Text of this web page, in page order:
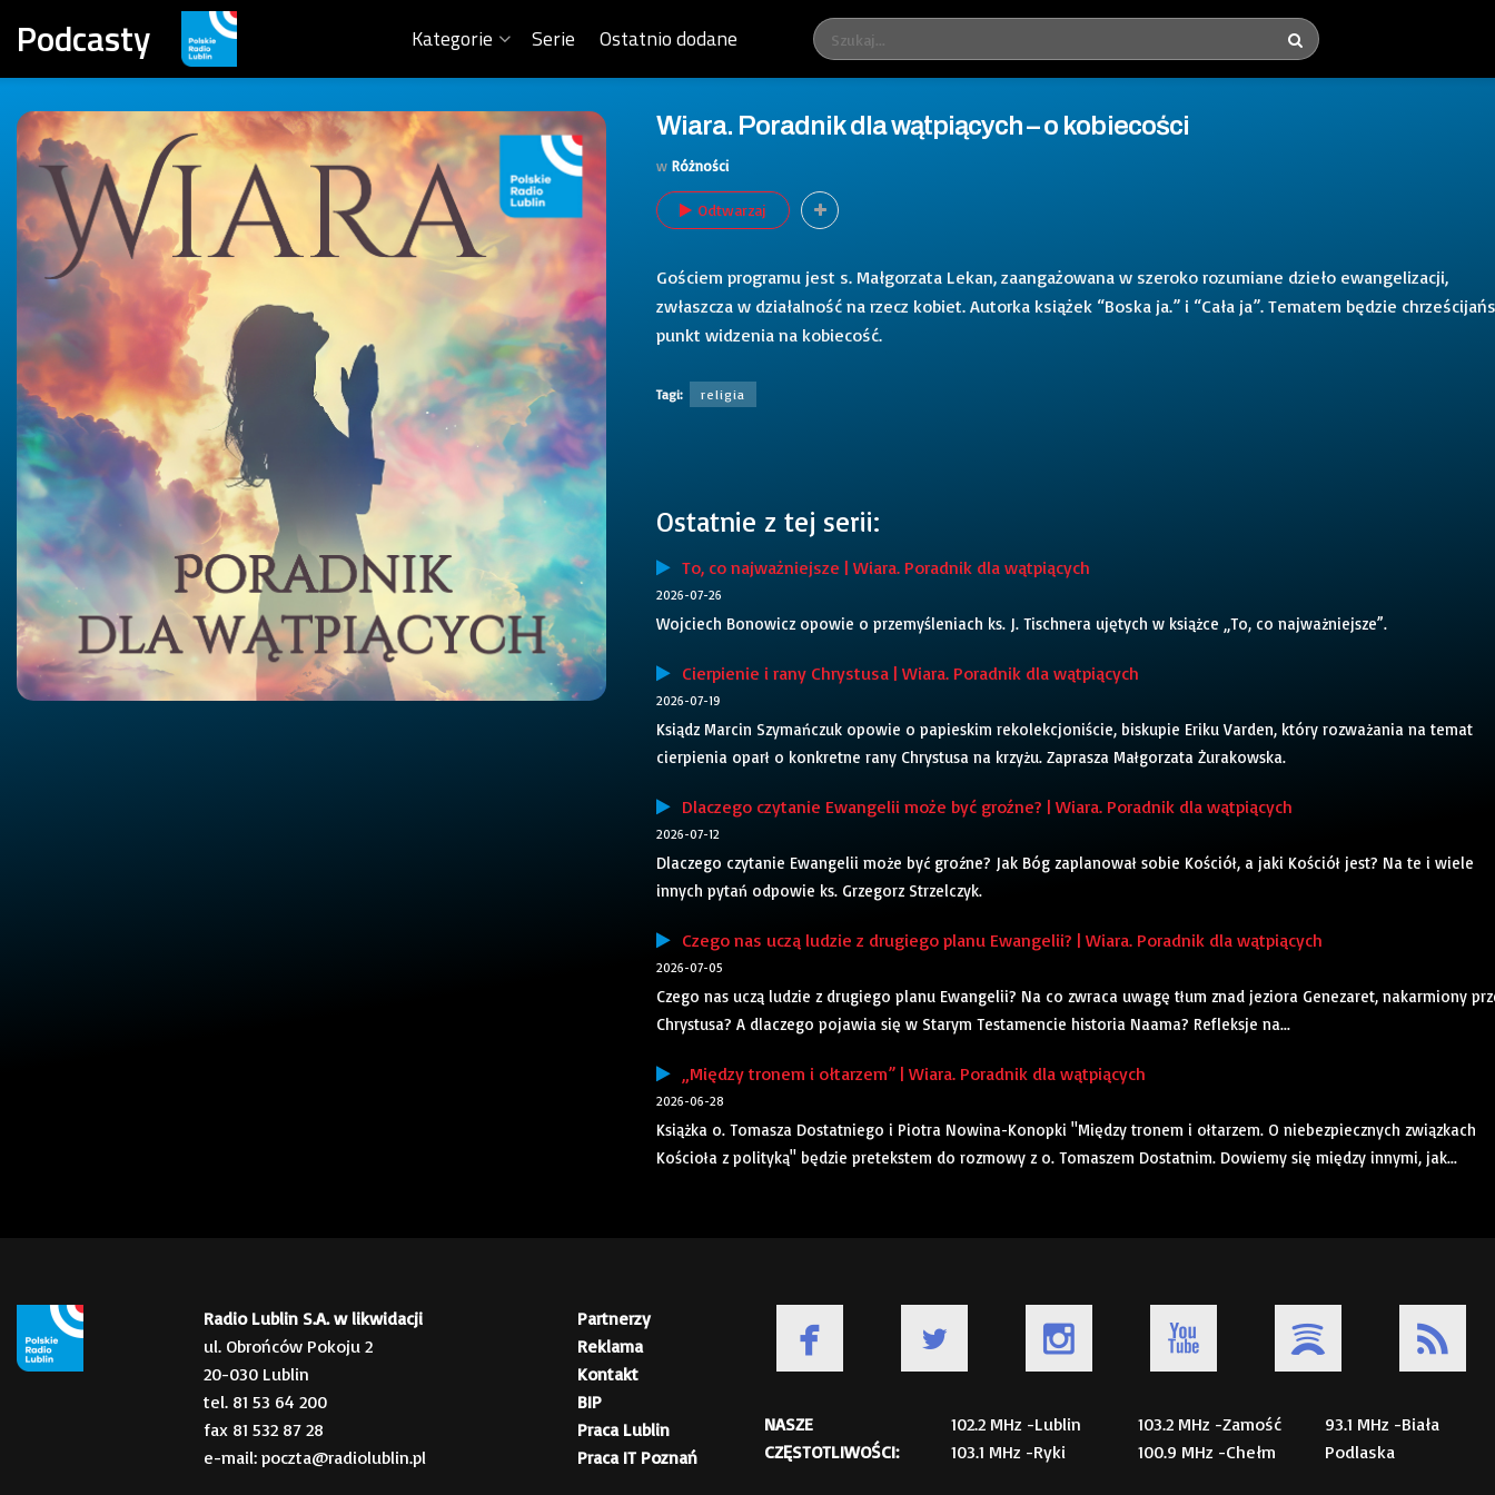
Podcasty Kategorie Serie Ostatnio dodane
Wiara. Poradnik dla wątpiących – o kobiecości
w Różności
Odtwarzaj
Gościem programu jest s. Małgorzata Lekan, zaangażowana w szeroko rozumiane dzieło ewangelizacji,
zwłaszcza w działalność na rzecz kobiet. Autorka książek “Boska ja.” i “Cała ja”. Tematem będzie
punkt widzenia na kobiecość.
Tagi: religia
Ostatnie z tej serii:
To, co najważniejsze | Wiara. Poradnik dla wątpiących
2026-07-26
Wojciech Bonowicz opowie o przemyśleniach ks. J. Tischnera ujętych w książce „To, co najważniejsze”.
Cierpienie i rany Chrystusa | Wiara. Poradnik dla wątpiących
2026-07-19
Ksiądz Marcin Szymańczuk opowie o papieskim rekolekcjoniście, biskupie Eriku Varden, który rozważania na temat
cierpienia oparł o konkretne rany Chrystusa na krzyżu. Zaprasza Małgorzata Żurakowska.
Dlaczego czytanie Ewangelii może być groźne? | Wiara. Poradnik dla wątpiących
2026-07-12
Dlaczego czytanie Ewangelii może być groźne? Jak Bóg zaplanował sobie Kościół, a jaki Kościół jest? Na te i wiele
innych pytań odpowie ks. Grzegorz Strzelczyk.
Czego nas uczą ludzie z drugiego planu Ewangelii? | Wiara. Poradnik dla wątpiących
2026-07-05
Czego nas uczą ludzie z drugiego planu Ewangelii? Na co zwraca uwagę tłum znad jeziora Genezaret, nakarmiony
Chrystusa? A dlaczego pojawia się w Starym Testamencie historia Naama? Refleksje na...
„Między tronem i ołtarzem” | Wiara. Poradnik dla wątpiących
2026-06-28
Książka o. Tomasza Dostatniego i Piotra Nowina-Konopki "Między tronem i ołtarzem. O niebezpiecznych związkach
Kościoła z polityką" będzie pretekstem do rozmowy z o. Tomaszem Dostatnim. Dowiemy się między innymi, jak...
Radio Lublin S.A. w likwidacji
ul. Obrońców Pokoju 2
20-030 Lublin
tel. 81 53 64 200
fax 81 532 87 28
e-mail: poczta@radiolublin.pl
Partnerzy
Reklama
Kontakt
BIP
Praca Lublin
Praca IT Poznań
NASZE
CZĘSTOTLIWOŚCI:
102.2 MHz -Lublin
103.1 MHz -Ryki
103.2 MHz -Zamość
100.9 MHz -Chełm
93.1 MHz -Biała
Podlaska